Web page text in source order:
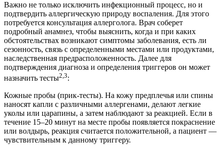
Важно не только исключить инфекционный процесс, но и
подтвердить аллергическую природу воспаления. Для этого
потребуется консультация аллерголога. Врач соберет
подробный анамнез, чтобы выяснить, когда и при каких
обстоятельствах возникают симптомы заболевания, есть ли
сезонность, связь с определенными местами или продуктами,
наследственная предрасположенность. Далее для
подтверждения диагноза и определения триггеров он может
назначить тесты2,3:
Кожные пробы (прик-тесты). На кожу предплечья или спины
наносят капли с различными аллергенами, делают легкие
уколы или царапины, а затем наблюдают за реакцией. Если в
течение 15–20 минут на месте пробы появляется покраснение
или волдырь, реакция считается положительной, а пациент —
чувствительным к данному триггеру.